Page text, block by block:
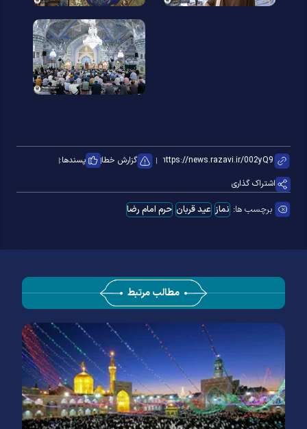
گزارش خطا
پسندها:
اشتراک گذاری
برچسب ها: نماز عید قربان حرم امام رضا
مطالب مرتبط